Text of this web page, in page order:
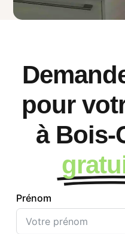
pour
à Bois-
Prénom